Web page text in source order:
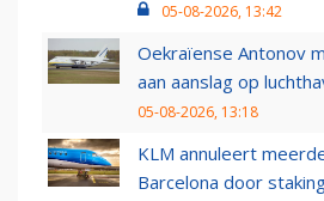
05-08-2026, 13:42
Oekraïense Antonov
aan aanslag op
05-08-2026, 13:18
KLM annuleert
Barcelona door